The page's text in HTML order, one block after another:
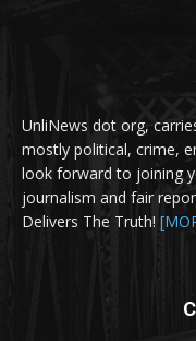
UnliNews dot org,
mostly political, crime,
look forward to joining
journalism and fair
Delivers The Truth!